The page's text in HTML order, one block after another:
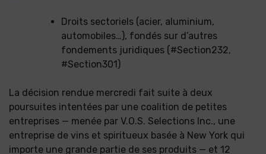
Droits sectoriels (acier, aluminium,
automobiles…), fondés sur d’autres
fondements juridiques (#Section232,
#Section301)
La décision rendue mercredi fait suite à deux
poursuites intentées par une coalition de petites
entreprises — menée par V.O.S. Selections Inc., une
entreprise de vins et spiritueux basée à New York qui
importe une grande partie de ses produits — et 12